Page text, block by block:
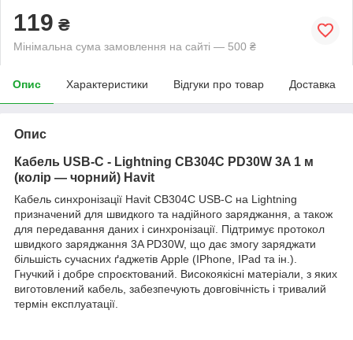
119 ₴
Мінімальна сума замовлення на сайті — 500 ₴
Опис Характеристики Відгуки про товар Доставка
Опис
Кабель USB-C - Lightning CB304C PD30W 3A 1 м
(колір — чорний) Havit
Кабель синхронізації Havit CB304C USB-C на Lightning
призначений для швидкого та надійного заряджання, а також
для передавання даних і синхронізації. Підтримує протокол
швидкого заряджання 3A PD30W, що дає змогу заряджати
більшість сучасних ґаджетів Apple (IPhone, IPad та ін.).
Гнучкий і добре спроєктований. Високоякісні матеріали, з яких
виготовлений кабель, забезпечують довговічність і тривалий
термін експлуатації.